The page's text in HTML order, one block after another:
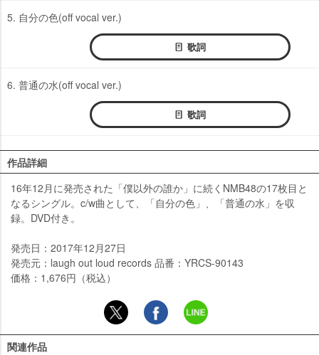
5. 自分の色(off vocal ver.)
歌詞
6. 普通の水(off vocal ver.)
歌詞
作品詳細
16年12月に発売された「僕以外の誰か」に続くNMB48の17枚目と
なるシングル。c/w曲として、「自分の色」、「普通の水」を収
録。DVD付き。
発売日：2017年12月27日
発売元：laugh out loud records 品番：YRCS-90143
価格：1,676円（税込）
関連作品